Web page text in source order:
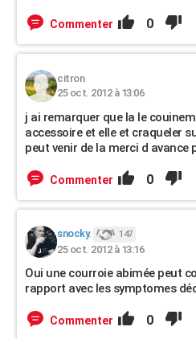
Commenter 0
citron
25 oct. 2012 à 13:06
j ai remarquer que la le
accessoire et elle et craqueler
peut venir de la merci d avance
Commenter 0
snocky. 147
25 oct. 2012 à 13:16
Oui une courroie abimée peut
rapport avec les symptomes
Commenter 0